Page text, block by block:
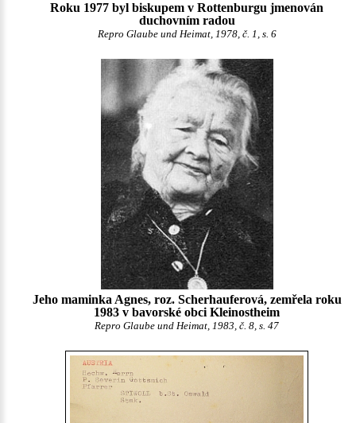
Roku 1977 byl biskupem v Rottenburgu jmenován
duchovním radou
Repro Glaube und Heimat, 1978, č. 1, s. 6
Jeho maminka Agnes, roz. Scherhauferová, zemřela roku
1983 v bavorské obci Kleinostheim
Repro Glaube und Heimat, 1983, č. 8, s. 47